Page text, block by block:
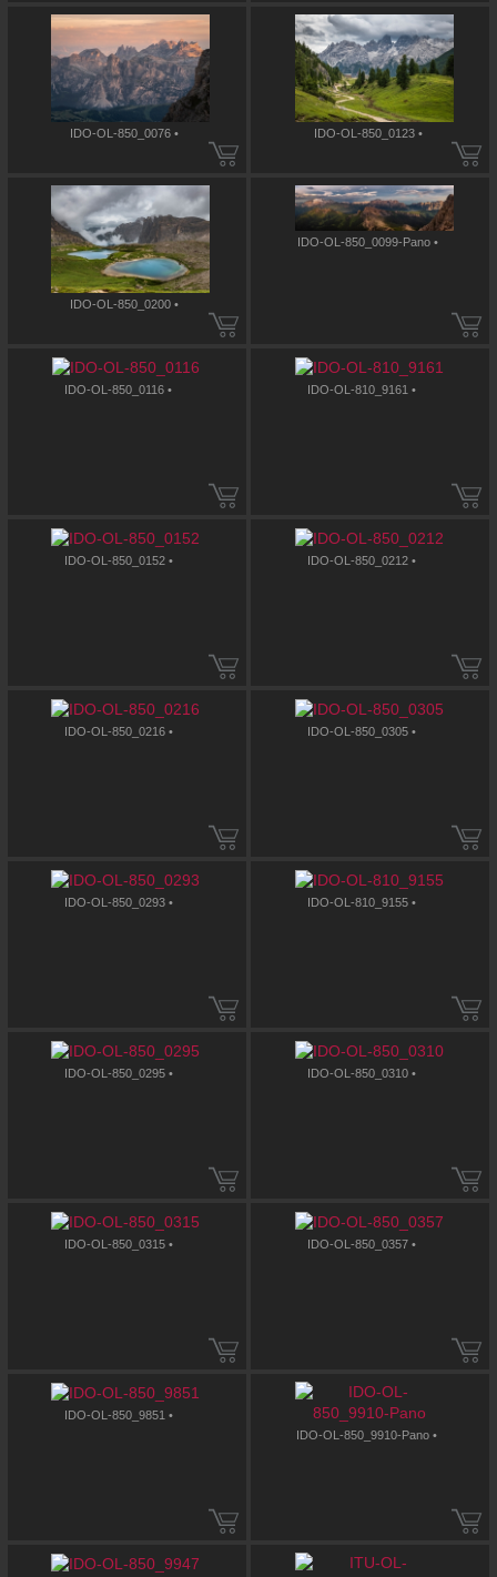
IDO-OL-850_0076 • IDO-OL-850_0123 •
IDO-OL-850_0200 •
IDO-OL-850_0099-Pano •
IDO-OL-850_0116 • IDO-OL-810_9161 •
IDO-OL-850_0152 • IDO-OL-850_0212 •
IDO-OL-850_0216 • IDO-OL-850_0305 •
IDO-OL-850_0293 • IDO-OL-810_9155 •
IDO-OL-850_0295 • IDO-OL-850_0310 •
IDO-OL-850_0315 • IDO-OL-850_0357 •
IDO-OL-850_9851 •
IDO-OL-850_9910-Pano •